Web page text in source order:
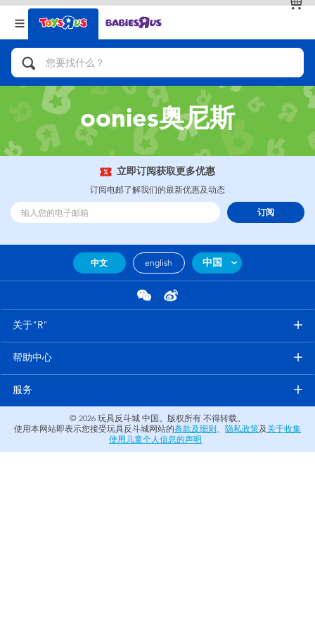
返回
分类目录
人气英雄，角色扮演，射击玩具
自行车，滑板车，骑乘车
拼砌组合及乐高LEGO
玩具车，货车，火车及遥控系列
娃娃，芭比，收藏公仔
游戏及拼图系列
户外及运动产品
返回
品牌
查看全部
oonies奥尼斯
立即订阅获取更多优惠
订阅电邮了解我们的最新优惠及动态
订阅
中文 english 中国
关于"R"
帮助中心
服务
© 2026 玩具反斗城 中国。版权所有 不得转载。
使用本网站即表示您接受玩具反斗城网站的条款及细则 、 隐私政策及 关于收集
使用儿童个人信息的声明